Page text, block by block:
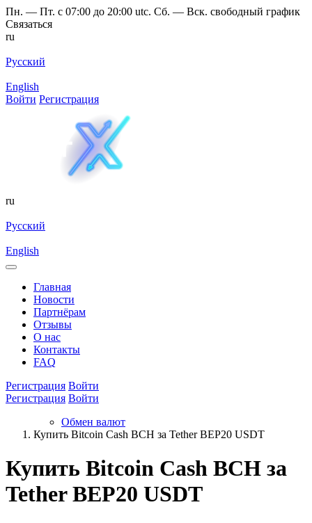
Пн. — Пт. с 07:00 до 20:00 utc. Сб. — Вск. свободный график
Связаться
ru
Русский
English
Войти Регистрация
ru
Русский
English
Главная
Новости
Партнёрам
Отзывы
О нас
Контакты
FAQ
Регистрация Войти
Регистрация Войти
Обмен валют
Купить Bitcoin Cash BCH за Tether BEP20 USDT
Купить Bitcoin Cash BCH за
Tether BEP20 USDT